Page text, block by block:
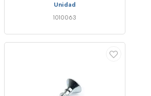
Unidad
1010063